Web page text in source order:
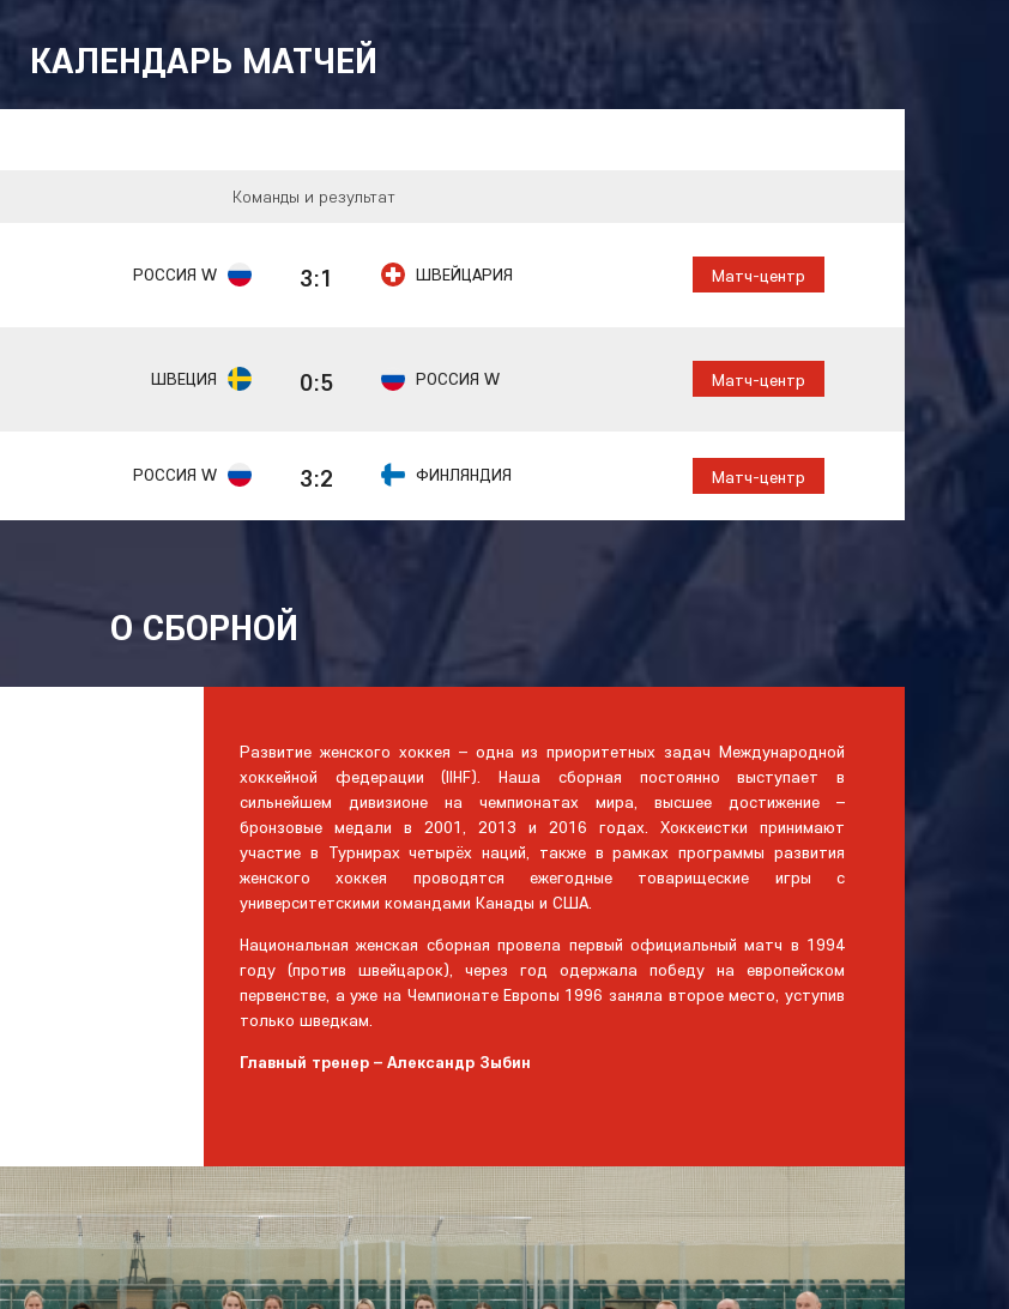
КАЛЕНДАРЬ МАТЧЕЙ
Команды и результат
РОССИЯ W 3:1 ШВЕЙЦАРИЯ Матч-центр
ШВЕЦИЯ 0:5 РОССИЯ W Матч-центр
РОССИЯ W 3:2 ФИНЛЯНДИЯ Матч-центр
О СБОРНОЙ
Развитие женского хоккея – одна из приоритетных задач Международной
хоккейной федерации (IIHF). Наша сборная постоянно выступает в
сильнейшем дивизионе на чемпионатах мира, высшее достижение –
бронзовые медали в 2001, 2013 и 2016 годах. Хоккеистки принимают
участие в Турнирах четырёх наций, также в рамках программы развития
женского хоккея проводятся ежегодные товарищеские игры с
университетскими командами Канады и США.
Национальная женская сборная провела первый официальный матч в 1994
году (против швейцарок), через год одержала победу на европейском
первенстве, а уже на Чемпионате Европы 1996 заняла второе место, уступив
только шведкам.
Главный тренер – Александр Зыбин